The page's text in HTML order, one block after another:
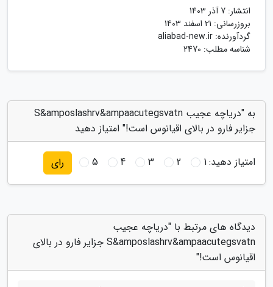
انتشار: 7 آذر 1403
بروزرسانی: 21 اسفند 1403
گردآورنده: aliabad-new.ir
شناسه مطلب: 2470
به "دریاچه عجیب S&amposlashrv&ampaacutegsvatn
جزایر فارو در بالای اقیانوس است!" امتیاز دهید
امتیاز دهید:1
2
3
4
5 رای
دیدگاه های مرتبط با "دریاچه عجیب
S&amposlashrv&ampaacutegsvatn جزایر فارو در بالای
اقیانوس است!"